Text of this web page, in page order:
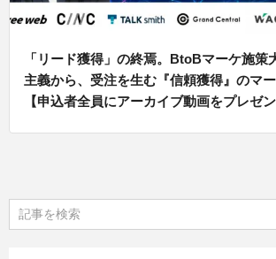
「リード獲得」の終焉。BtoBマーケ施策
主義から、受注を生む『信頼獲得』のマ
【申込者全員にアーカイブ動画をプレゼン